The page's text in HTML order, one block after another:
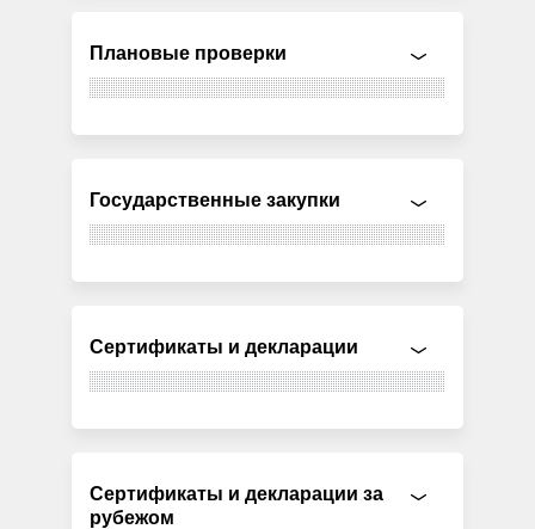
Плановые проверки
Государственные закупки
Сертификаты и декларации
Сертификаты и декларации за
рубежом